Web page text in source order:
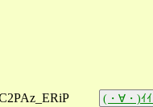
(・∀・)ｲ